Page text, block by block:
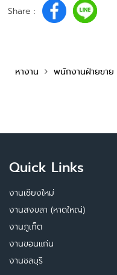
Share :
หางาน พนักงานฝ่ายขาย
Quick Links
งานเชียงใหม่
งานสงขลา (หาดใหญ่)
งานภูเก็ต
งานขอนแก่น
งานชลบุรี